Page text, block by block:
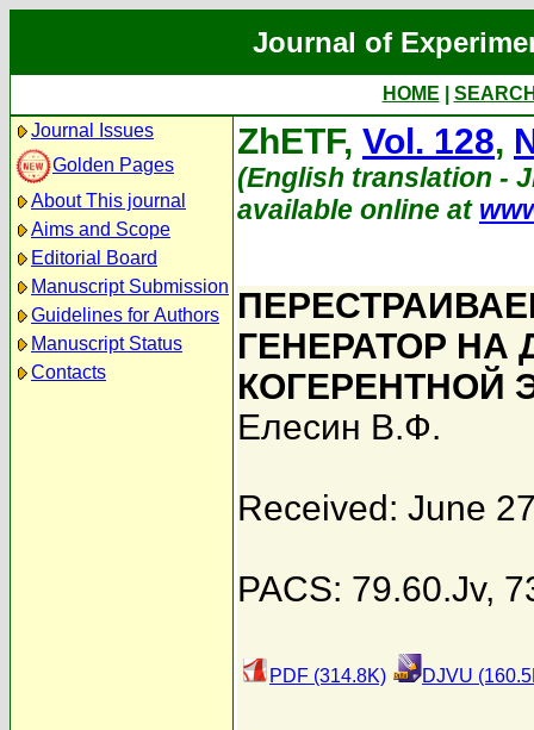
Journal of
HOME
Journal Issues
Golden Pages
About This journal
Aims and Scope
Editorial Board
Manuscript Submission
Guidelines for Authors
Manuscript Status
Contacts
ZhETF, Vol. 128,
(English translation -
available online at
ГЕНЕРАТОР НА
КОГЕРЕНТНОЙ
Елесин В.Ф.
Received: June
PACS: 79.60.Jv,
PDF (314.8K) DJVU